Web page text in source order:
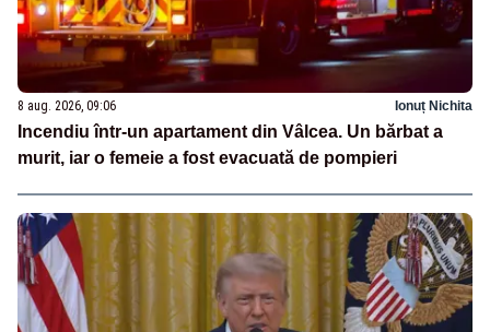
8 aug. 2026, 09:06 Ionuț Nichita
Incendiu într-un apartament din Vâlcea. Un bărbat a
murit, iar o femeie a fost evacuată de pompieri